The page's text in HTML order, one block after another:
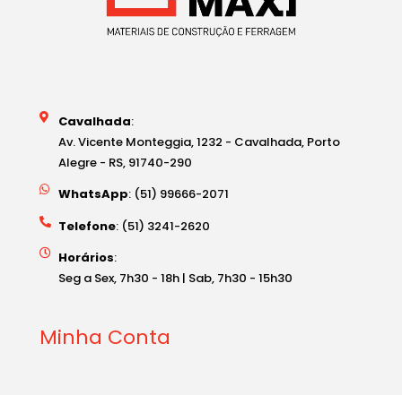
Cavalhada:
Av. Vicente Monteggia, 1232 - Cavalhada, Porto
Alegre - RS, 91740-290
WhatsApp: (51) 99666-2071
Telefone: (51) 3241-2620
Horários:
Seg a Sex, 7h30 - 18h | Sab, 7h30 - 15h30
Minha Conta